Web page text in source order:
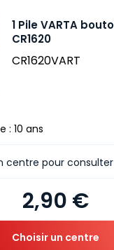
1 Pile VARTA
CR1620
CR1620VART
: 10 ans
2,90 €
centre pour
Choisir un centre